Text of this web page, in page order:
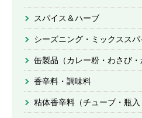
スパイス＆ハーブ
シーズニング・ミックススパ
缶製品（カレー粉・わさび・
香辛料・調味料
粘体香辛料（チューブ・瓶入